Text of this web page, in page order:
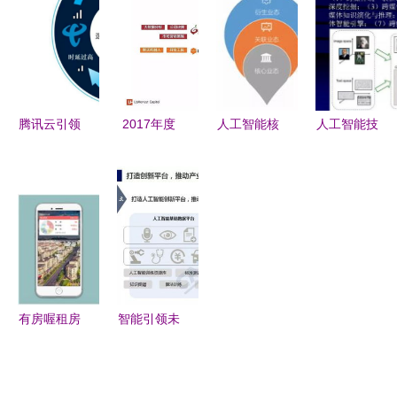
等AI企业驶
入发展快车
道
能表格背后
大会 人工
智能软件开
发的新纪元
发新纪元
腾讯云引领
准，推动AI
软件生态创
新
2017年度
告 7大行业
应用与100
个初创企业
深度解析
人工智能核
人工智能技
有房喔租房
智能引领未